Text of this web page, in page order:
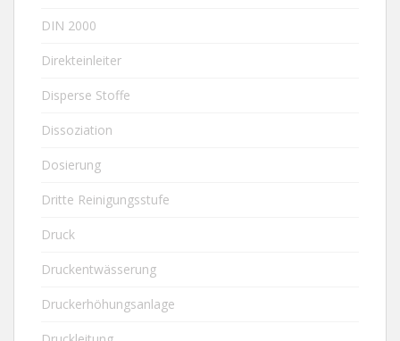
DIN 2000
Direkteinleiter
Disperse Stoffe
Dissoziation
Dosierung
Dritte Reinigungsstufe
Druck
Druckentwässerung
Druckerhöhungsanlage